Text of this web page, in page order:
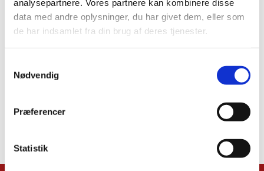
analysepartnere. Vores partnere kan kombinere disse
data med andre oplysninger, du har givet dem, eller som
de har indsamlet fra din brug af deres tjenester.
Nødvendig
Præferencer
Statistik